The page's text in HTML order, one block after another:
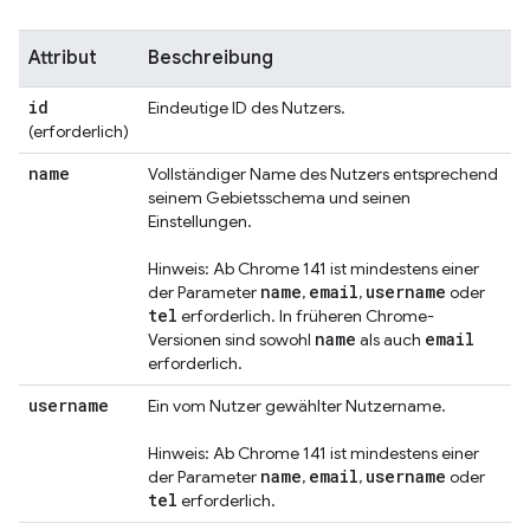
Attribut Beschreibung
id
(erforderlich)
Eindeutige ID des Nutzers.
name
Vollständiger Name des Nutzers entsprechend
seinem Gebietsschema und seinen
Einstellungen.
Hinweis: Ab Chrome 141 ist mindestens einer
der Parameter name, email, username oder
tel erforderlich. In früheren Chrome-
Versionen sind sowohl name als auch email
erforderlich.
username Ein vom Nutzer gewählter Nutzername.
Hinweis: Ab Chrome 141 ist mindestens einer
der Parameter name, email, username oder
tel erforderlich.